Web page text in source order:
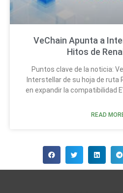
VeChain Apunta a
Hitos de
Puntos clave de la noticia:
Interstellar de su hoja de ruta
en expandir la compatibilidad
READ